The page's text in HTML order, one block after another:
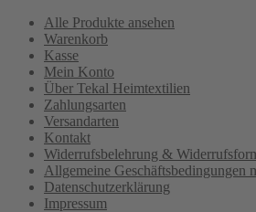
Alle Produkte ansehen
Warenkorb
Kasse
Mein Konto
Über Tekal Heimtextilien
Zahlungsarten
Versandarten
Kontakt
Widerrufsbelehrung &
Allgemeine Geschäftsbedingungen
Datenschutzerklärung
Impressum